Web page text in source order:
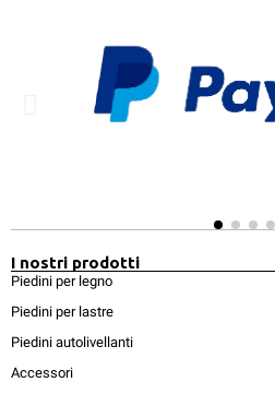
I nostri prodotti
Piedini per legno
Piedini per lastre
Piedini autolivellanti
Accessori